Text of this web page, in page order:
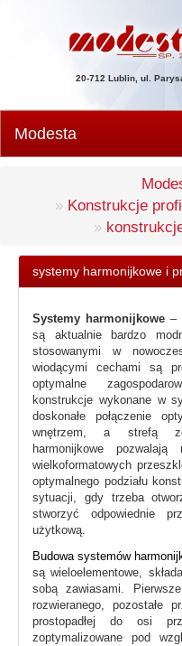
20-712 Lublin, ul.
Modesta
Konstrukcje
systemy harmonijkowe i
Systemy harmonijkowe –
są aktualnie bardzo
stosowanymi w
wiodącymi cechami są
optymalne
konstrukcje wykonane w
doskonałe połączenie
wnętrzem, a strefą
harmonijkowe
wielkoformatowych
optymalnego podziału
sytuacji, gdy trzeba
stworzyć odpowiednie
użytkową.
Budowa systemów
są wieloelementowe,
sobą zawiasami.
rozwieranego, pozostałe
prostopadłej do osi
zoptymalizowane pod